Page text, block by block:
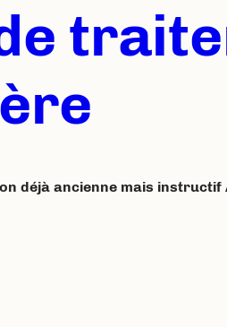
déjà ancienne mais